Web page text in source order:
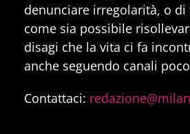
denunciare irregolarità, o
come sia possibile
disagi che la vita ci fa
anche seguendo canali
Contattaci: